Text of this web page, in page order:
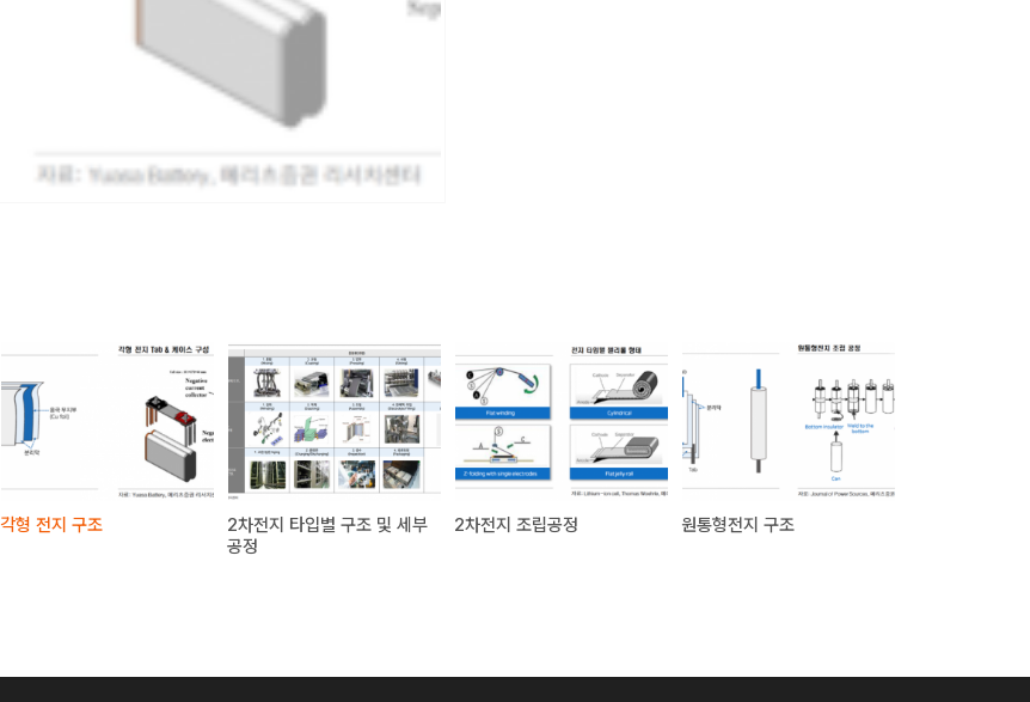
각형 전지 구조
2차전지 타입별 구조 및 세부
공정
2차전지 조립공정 원통형전지 구조